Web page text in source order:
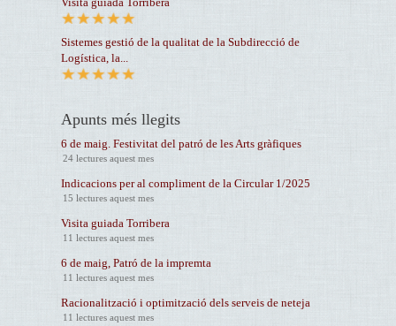
Sistemes gestió de la qualitat de la Subdirecció de
Logística, la...
Apunts més llegits
6 de maig. Festivitat del patró de les Arts gràfiques
24 lectures aquest mes
Indicacions per al compliment de la Circular 1/2025
15 lectures aquest mes
Visita guiada Torribera
11 lectures aquest mes
6 de maig, Patró de la impremta
11 lectures aquest mes
Racionalització i optimització dels serveis de neteja
11 lectures aquest mes